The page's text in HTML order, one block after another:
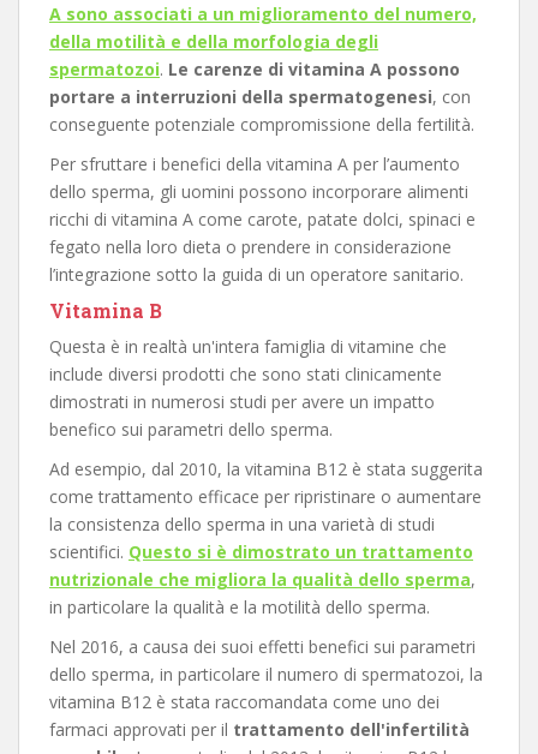
A sono associati a un miglioramento del numero,
della motilità e della morfologia degli
spermatozoi. Le carenze di vitamina A possono
portare a interruzioni della spermatogenesi, con
conseguente potenziale compromissione della fertilità.
Per sfruttare i benefici della vitamina A per l’aumento
dello sperma, gli uomini possono incorporare alimenti
ricchi di vitamina A come carote, patate dolci, spinaci e
fegato nella loro dieta o prendere in considerazione
l’integrazione sotto la guida di un operatore sanitario.
Vitamina B
Questa è in realtà un'intera famiglia di vitamine che
include diversi prodotti che sono stati clinicamente
dimostrati in numerosi studi per avere un impatto
benefico sui parametri dello sperma.
Ad esempio, dal 2010, la vitamina B12 è stata suggerita
come trattamento efficace per ripristinare o aumentare
la consistenza dello sperma in una varietà di studi
scientifici. Questo si è dimostrato un trattamento
nutrizionale che migliora la qualità dello sperma,
in particolare la qualità e la motilità dello sperma.
Nel 2016, a causa dei suoi effetti benefici sui parametri
dello sperma, in particolare il numero di spermatozoi, la
vitamina B12 è stata raccomandata come uno dei
farmaci approvati per il trattamento dell'infertilità